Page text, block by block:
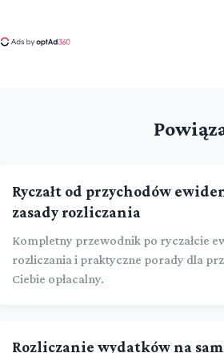
Ryczałt od przychodów
zasady rozliczania
Kompletny przewodnik po ryczałcie
rozliczania i praktyczne porady dla
Ciebie opłacalny.
Rozliczanie wydatków na